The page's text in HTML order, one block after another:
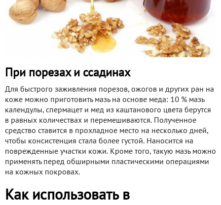
При порезах и ссадинах
Для быстрого заживления порезов, ожогов и других ран на
коже можно приготовить мазь на основе меда: 10 % мазь
календулы, спермацет и мед из каштанового цвета берутся
в равных количествах и перемешиваются. Полученное
средство ставится в прохладное место на несколько дней,
чтобы консистенция стала более густой. Наносится на
поврежденные участки кожи. Кроме того, такую мазь можно
применять перед обширными пластическими операциями
на кожных покровах.
Как использовать в